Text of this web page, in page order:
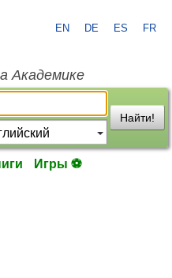
EN DE ES FR
Академике
Найти!
Игры ⚽